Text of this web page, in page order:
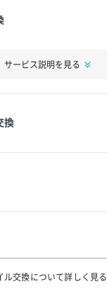
サービス説明を見る
換
ル交換について詳しく見る